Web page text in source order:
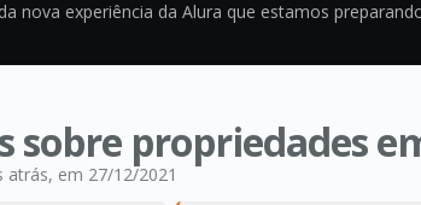
nova experiência da Alura que estamos
sobre propriedades
atrás, em 27/12/2021